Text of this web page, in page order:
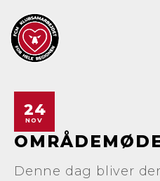
24
NOV
Denne dag bliver